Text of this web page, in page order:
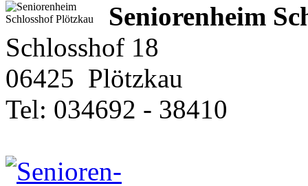
Seniorenheim
Schlosshof 18
06425 Plötzkau
Tel: 034692 - 38410